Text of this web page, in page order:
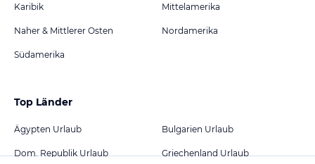
Karibik Mittelamerika
Naher & Mittlerer Osten Nordamerika
Südamerika
Top Länder
Ägypten Urlaub Bulgarien Urlaub
Dom. Republik Urlaub Griechenland Urlaub